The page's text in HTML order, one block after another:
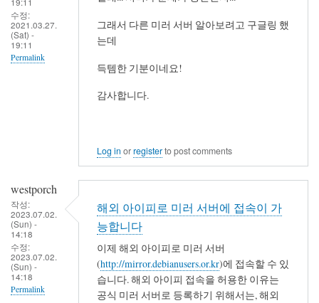
수정:
2021.03.27.
(Sat) -
19:11
Permalink
그래서 다른 미러 서버 알아보려고 구글링 했
는데
득템한 기분이네요!
감사합니다.
Log in orregisterto post comments
westporch
작성:
2023.07.02.
(Sun) -
14:18
수정:
2023.07.02.
(Sun) -
14:18
Permalink
해외 아이피로 미러 서버에 접속이 가
능합니다
이제 해외 아이피로 미러 서버
(http://mirror.debianusers.or.kr)에 접속할 수 있
습니다. 해외 아이피 접속을 허용한 이유는
공식 미러 서버로 등록하기 위해서는, 해외